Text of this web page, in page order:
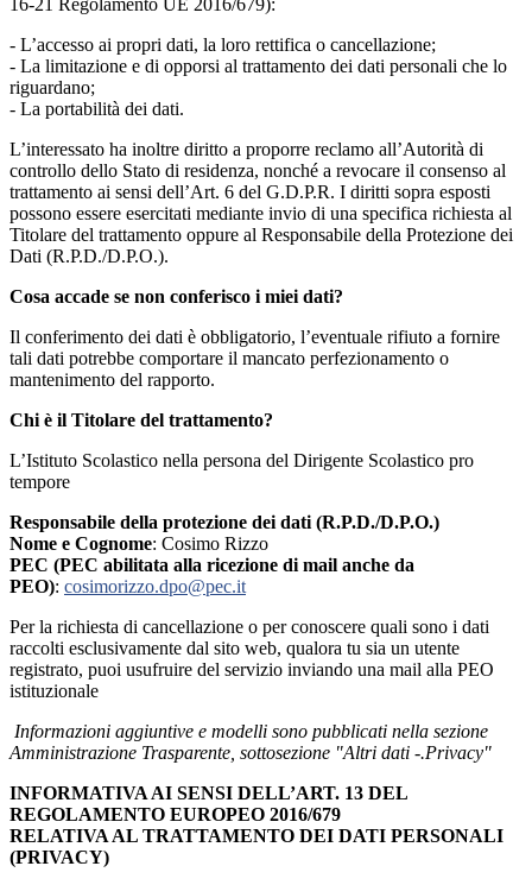
- L’accesso ai propri dati, la loro rettifica o cancellazione;
- La limitazione e di opporsi al trattamento dei dati personali che lo
riguardano;
- La portabilità dei dati.
L’interessato ha inoltre diritto a proporre reclamo all’Autorità di
controllo dello Stato di residenza, nonché a revocare il consenso al
trattamento ai sensi dell’Art. 6 del G.D.P.R. I diritti sopra esposti
possono essere esercitati mediante invio di una specifica richiesta al
Titolare del trattamento oppure al Responsabile della Protezione dei
Dati (R.P.D./D.P.O.).
Cosa accade se non conferisco i miei dati?
Il conferimento dei dati è obbligatorio, l’eventuale rifiuto a fornire
tali dati potrebbe comportare il mancato perfezionamento o
mantenimento del rapporto.
Chi è il Titolare del trattamento?
L’Istituto Scolastico nella persona del Dirigente Scolastico pro
tempore
Responsabile della protezione dei dati (R.P.D./D.P.O.)
Nome e Cognome: Cosimo Rizzo
PEC (PEC abilitata alla ricezione di mail anche da
PEO): cosimorizzo.dpo@pec.it
Per la richiesta di cancellazione o per conoscere quali sono i dati
raccolti esclusivamente dal sito web, qualora tu sia un utente
registrato, puoi usufruire del servizio inviando una mail alla PEO
istituzionale
Informazioni aggiuntive e modelli sono pubblicati nella sezione
Amministrazione Trasparente, sottosezione "Altri dati -.Privacy"
INFORMATIVA AI SENSI DELL’ART. 13 DEL
REGOLAMENTO EUROPEO 2016/679
RELATIVA AL TRATTAMENTO DEI DATI PERSONALI
(PRIVACY)